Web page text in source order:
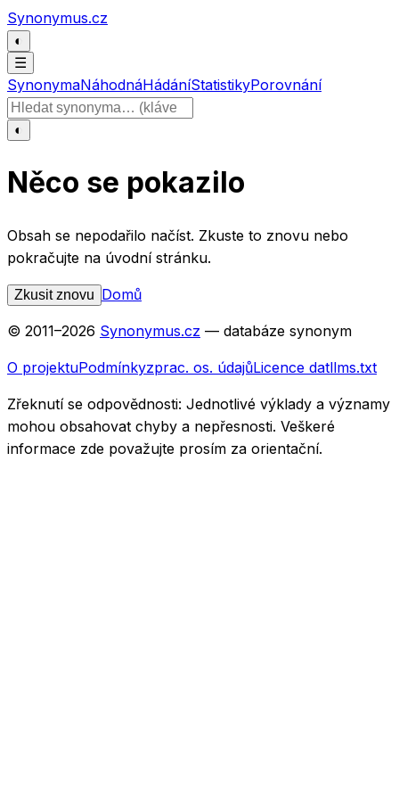
Přeskočit na obsah
Synonymus.cz
◐
☰
SynonymaNáhodnáHádáníStatistikyPorovnání
Hledat slovo
◐
Něco se pokazilo
Obsah se nepodařilo načíst. Zkuste to znovu nebo
pokračujte na úvodní stránku.
Zkusit znovu Domů
© 2011–2026 Synonymus.cz — databáze synonym
O projektuPodmínkyzprac. os. údajůLicence datllms.txt
Zřeknutí se odpovědnosti: Jednotlivé výklady a významy
mohou obsahovat chyby a nepřesnosti. Veškeré
informace zde považujte prosím za orientační.